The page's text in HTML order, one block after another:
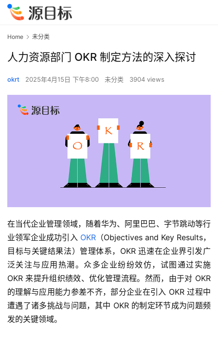
Home 未分类
人力资源部门 OKR 制定方法的深入探讨
okrt 2025年4月15日 下午8:00 未分类 3904 views
在当代企业管理领域，随着华为、阿里巴巴、字节跳动等行
业领军企业成功引入 OKR（Objectives and Key Results，
目标与关键结果法）管理体系，OKR 迅速在企业界引发广
泛关注与应用热潮。众多企业纷纷效仿，试图通过实施
OKR 来提升组织绩效、优化管理流程。然而，由于对 OKR
的理解与应用能力参差不齐，部分企业在引入 OKR 过程中
遭遇了诸多挑战与问题，其中 OKR 的制定环节成为问题频
发的关键领域。